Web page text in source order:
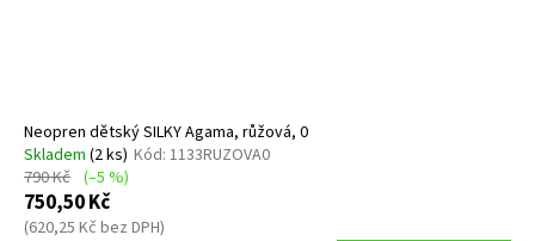
Neopren dětský SILKY Agama, růžová, 0
Skladem (2 ks) Kód: 1133RUZOVA0
790 Kč (–5 %)
750,50 Kč
(620,25 Kč bez DPH)